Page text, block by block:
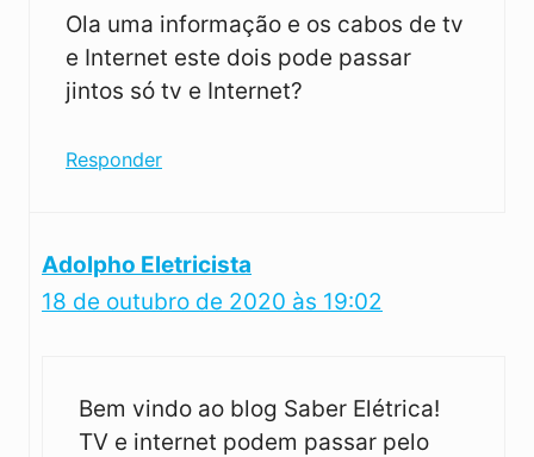
Ola uma informação e os cabos de tv
e Internet este dois pode passar
jintos só tv e Internet?
Responder
Adolpho Eletricista
18 de outubro de 2020 às 19:02
Bem vindo ao blog Saber Elétrica!
TV e internet podem passar pelo